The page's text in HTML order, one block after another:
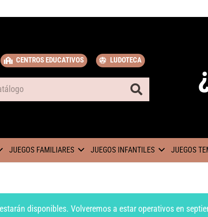
CENTROS EDUCATIVOS LUDOTECA
JUEGOS FAMILIARES JUEGOS INFANTILES JUEGOS
disponibles. Volveremos a estar operativos en